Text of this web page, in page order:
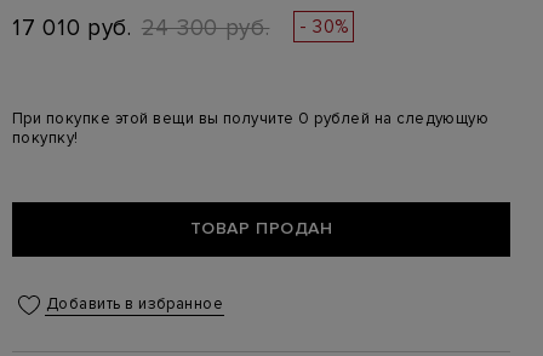
17 010 руб. 24 300 руб. - 30%
При покупке этой вещи вы получите 0 рублей на следующую
покупку!
ТОВАР ПРОДАН
Добавить в избранное